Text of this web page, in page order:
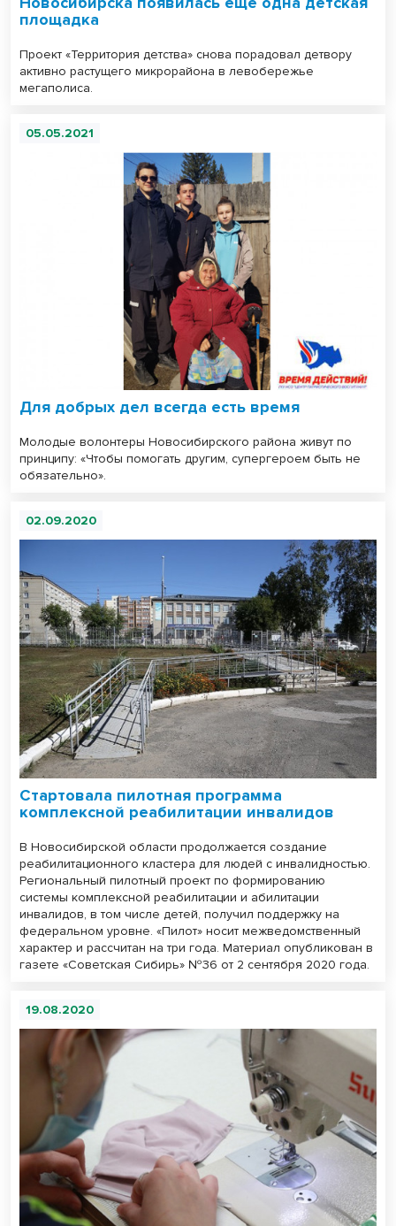
площадка
Проект «Территория детства» снова порадовал детвору
активно растущего микрорайона в левобережье
мегаполиса.
05.05.2021
Для добрых дел всегда есть время
Молодые волонтеры Новосибирского района живут по
принципу: «Чтобы помогать другим, супергероем быть не
обязательно».
02.09.2020
Стартовала пилотная программа
комплексной реабилитации инвалидов
В Новосибирской области продолжается создание
реабилитационного кластера для людей с инвалидностью.
Региональный пилотный проект по формированию
системы комплексной реабилитации и абилитации
инвалидов, в том числе детей, получил поддержку на
федеральном уровне. «Пилот» носит межведомственный
характер и рассчитан на три года. Материал опубликован в
газете «Советская Сибирь» №36 от 2 сентября 2020 года.
19.08.2020